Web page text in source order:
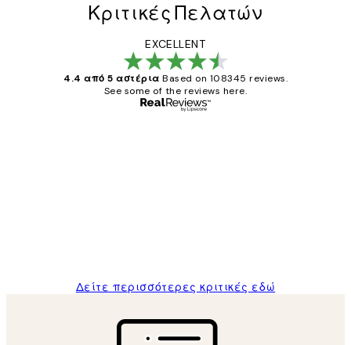
Κριτικές Πελατών
EXCELLENT
4.4 από 5 αστέρια Based on 108345 reviews.
See some of the reviews here.
Δείτε περισσότερες κριτικές εδώ